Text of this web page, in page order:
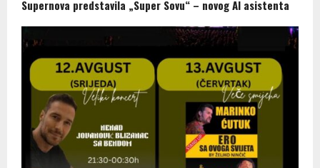
Supernova predstavila „Super Sovu“ – novog AI asistenta